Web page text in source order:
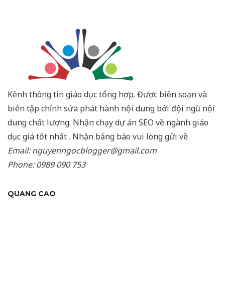
Kênh thông tin giáo dục tổng hợp. Được biên soạn và
biên tập chỉnh sửa phát hành nội dung bởi đội ngũ nội
dung chất lượng. Nhận chạy dự án SEO về ngành giáo
dục giá tốt nhất . Nhận bảng báo vui lòng gửi về
Email: nguyenngocblogger@gmail.com
Phone: 0989 090 753
QUANG CAO